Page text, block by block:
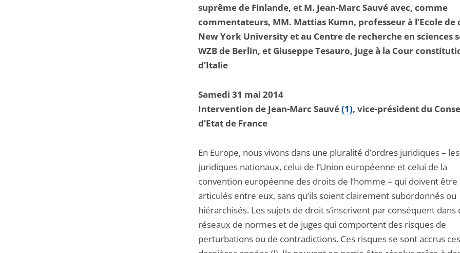
suprêmede Finlande, et M. Jean-Marc Sauvé avec, comme
commentateurs, MM. Mattias Kumn, professeur à l’Ecole de
New York University et au Centre de rechercheen sciences
WZB de Berlin, et Giuseppe Tesauro, juge à la Cour
d’Italie
Samedi 31 mai 2014
Intervention de Jean-Marc Sauvé(1), vice-président du
d’Etat de France
En Europe, nous vivons dans une pluralité d’ordres juridiques –
juridiques nationaux, celui de l’Union européenne et celui de la
convention européenne des droits de l’homme – qui doivent être
articulés entre eux, sans qu’ils soient clairement subordonnés ou
hiérarchisés. Les sujets de droit s’inscrivent par conséquent dans
réseaux de normes et de juges qui comportent des risques de
perturbations ou de contradictions. Ces risques se sont accrus ces